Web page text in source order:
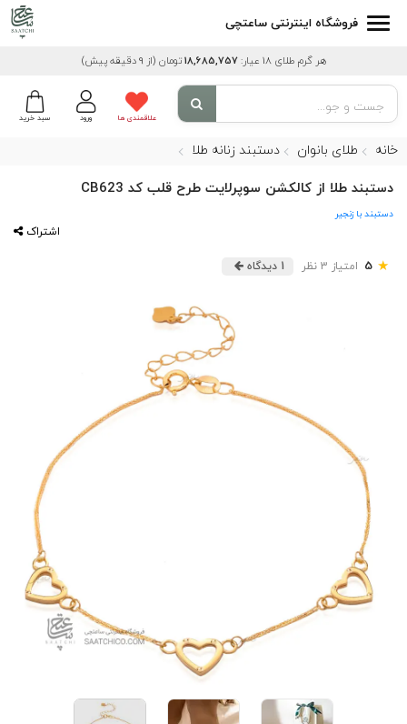
فروشگاه اینترنتی ساعتچی
هر گرم طلای 18 عیار: 18,685,757تومان (از 9 دقیقه پیش)
سبد خرید ورود علاقمندی ها
خانه طلای بانوان دستبند زنانه طلا
دستبند طلا از کالکشن سوپرلایت طرح قلب کد CB623
دستبند با زنجیر
اشتراک
★
5 امتیاز 3 نظر 1 دیدگاه